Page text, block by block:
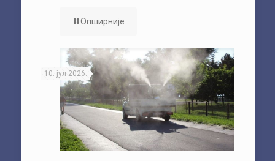
Опширније
10. јул 2026.